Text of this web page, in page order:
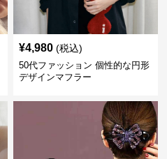
¥4,980 (税込)
50代ファッション 個性的な円形
デザインマフラー